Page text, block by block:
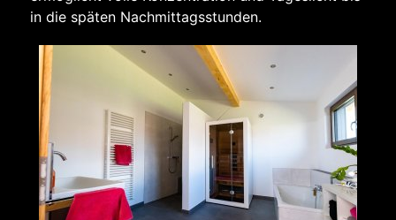
in die späten Nachmittagsstunden.